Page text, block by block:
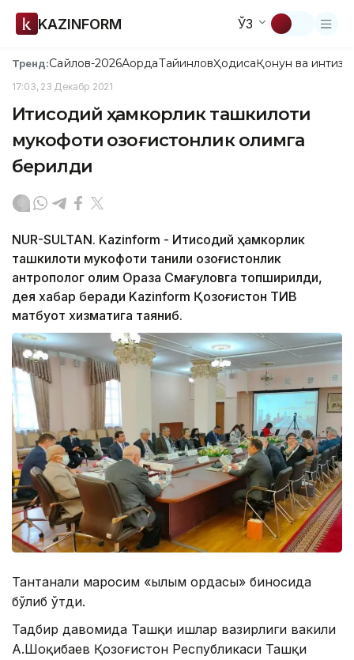
KAZINFORM ЎЗ
Тренд:Сайлов-2026АқордаТайинловҲодисаҚонун ва
17:03, 23 Декабр 2021
Иқтисодий ҳамкорлик ташкилоти
мукофоти қозоғистонлик олимга
берилди
NUR-SULTAN. Kazinform - Иқтисодий ҳамкорлик
ташкилоти мукофоти таниқли қозоғистонлик
антрополог олим Оразақ Смағуловга топширилди,
дея хабар беради Kazinform Қозоғистон ТИВ
матбуот хизматига таяниб.
Тантанали маросим «Ғылым ордасы» биносида
бўлиб ўтди.
Тадбир давомида Ташқи ишлар вазирлиги вакили
А.Шоқибаев Қозоғистон Республикаси Ташқи